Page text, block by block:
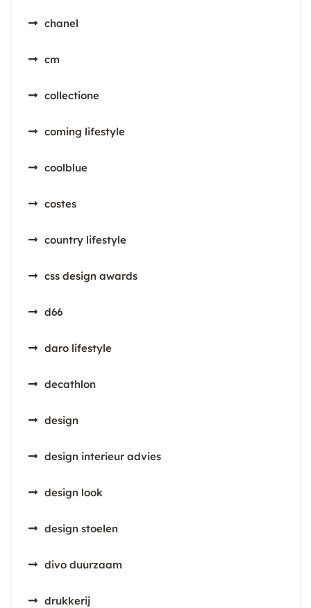
chanel
cm
collectione
coming lifestyle
coolblue
costes
country lifestyle
css design awards
d66
daro lifestyle
decathlon
design
design interieur advies
design look
design stoelen
divo duurzaam
drukkerij